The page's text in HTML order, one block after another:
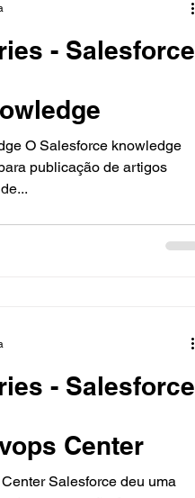
- Salesforce
publicação de artigos
- Salesforce
Center
Salesforce deu uma